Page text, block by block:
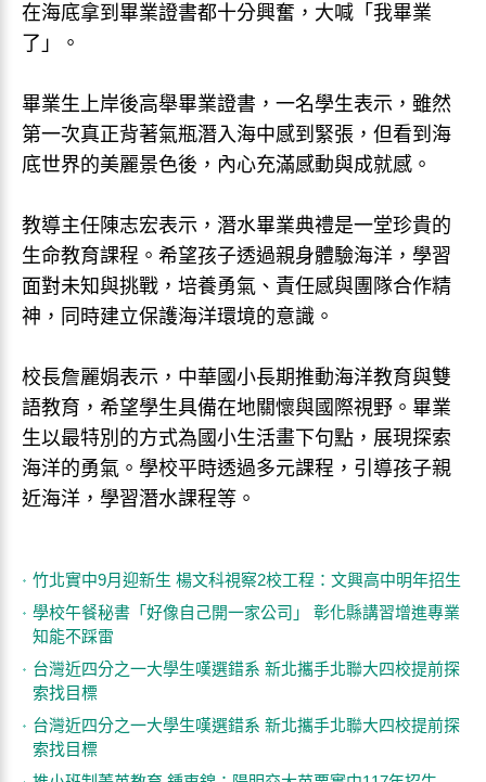
在海底拿到畢業證書都十分興奮，大喊「我畢業
了」。
畢業生上岸後高舉畢業證書，一名學生表示，雖然
第一次真正背著氣瓶潛入海中感到緊張，但看到海
底世界的美麗景色後，內心充滿感動與成就感。
教導主任陳志宏表示，潛水畢業典禮是一堂珍貴的
生命教育課程。希望孩子透過親身體驗海洋，學習
面對未知與挑戰，培養勇氣、責任感與團隊合作精
神，同時建立保護海洋環境的意識。
校長詹麗娟表示，中華國小長期推動海洋教育與雙
語教育，希望學生具備在地關懷與國際視野。畢業
生以最特別的方式為國小生活畫下句點，展現探索
海洋的勇氣。學校平時透過多元課程，引導孩子親
近海洋，學習潛水課程等。
竹北實中9月迎新生 楊文科視察2校工程：文興高中明年招生
學校午餐秘書「好像自己開一家公司」 彰化縣講習增進專業
知能不踩雷
台灣近四分之一大學生嘆選錯系 新北攜手北聯大四校提前探
索找目標
台灣近四分之一大學生嘆選錯系 新北攜手北聯大四校提前探
索找目標